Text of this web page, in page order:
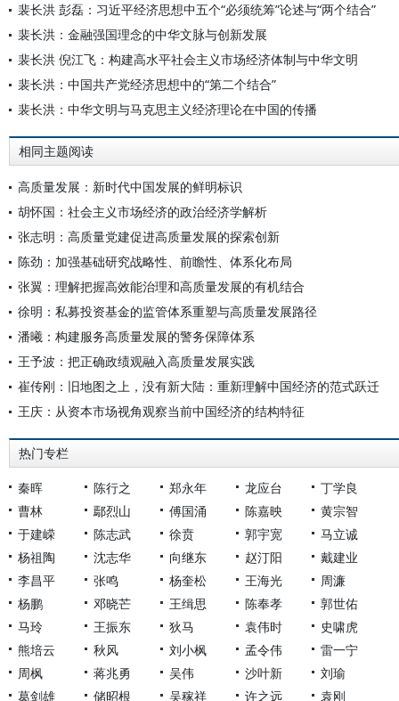
裴长洪 彭磊：习近平经济思想中五个“必须统筹”论述与“两个结合”
裴长洪：金融强国理念的中华文脉与创新发展
裴长洪 倪江飞：构建高水平社会主义市场经济体制与中华文明
裴长洪：中国共产党经济思想中的“第二个结合”
裴长洪：中华文明与马克思主义经济理论在中国的传播
相同主题阅读
高质量发展：新时代中国发展的鲜明标识
胡怀国：社会主义市场经济的政治经济学解析
张志明：高质量党建促进高质量发展的探索创新
陈劲：加强基础研究战略性、前瞻性、体系化布局
张翼：理解把握高效能治理和高质量发展的有机结合
徐明：私募投资基金的监管体系重塑与高质量发展路径
潘曦：构建服务高质量发展的警务保障体系
王予波：把正确政绩观融入高质量发展实践
崔传刚：旧地图之上，没有新大陆：重新理解中国经济的范式跃迁
王庆：从资本市场视角观察当前中国经济的结构特征
热门专栏
秦晖 陈行之 郑永年 龙应台
丁学良
曹林
鄢烈山 傅国涌 陈嘉映
黄宗智
于建嵘
陈志武 徐贲 郭宇宽
马立诚
杨祖陶
沈志华 向继东 赵汀阳
戴建业
李昌平
张鸣 杨奎松 王海光
周濂
杨鹏
邓晓芒 王缉思 陈奉孝
郭世佑
马玲
王振东 狄马 袁伟时
史啸虎
熊培云
秋风 刘小枫 孟令伟
雷一宁
周枫
蒋兆勇 吴伟 沙叶新
刘瑜
葛剑雄
储昭根 吴稼祥 许之远 袁刚